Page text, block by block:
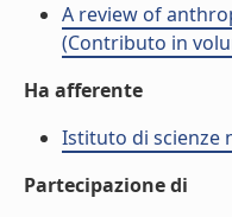
A review of
(Contributo in
Ha afferente
Istituto di scienze
Partecipazione di